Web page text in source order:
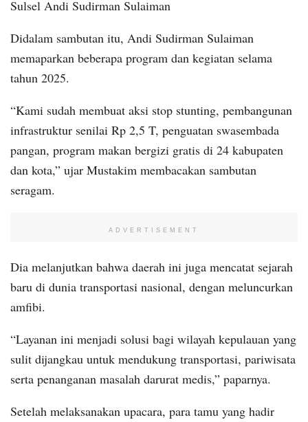
Sulsel Andi Sudirman Sulaiman
Didalam sambutan itu, Andi Sudirman Sulaiman
memaparkan beberapa program dan kegiatan selama
tahun 2025.
“Kami sudah membuat aksi stop stunting, pembangunan
infrastruktur senilai Rp 2,5 T, penguatan swasembada
pangan, program makan bergizi gratis di 24 kabupaten
dan kota,” ujar Mustakim membacakan sambutan
seragam.
ADVERTISEMENT
Dia melanjutkan bahwa daerah ini juga mencatat sejarah
baru di dunia transportasi nasional, dengan meluncurkan
amfibi.
“Layanan ini menjadi solusi bagi wilayah kepulauan yang
sulit dijangkau untuk mendukung transportasi, pariwisata
serta penanganan masalah darurat medis,” paparnya.
Setelah melaksanakan upacara, para tamu yang hadir